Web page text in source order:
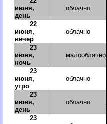
июня,
день
облачно
22
июня,
вечер
облачно
23
июня,
ночь
малооблачно
23
июня,
утро
облачно
23
июня,
день
облачно
23